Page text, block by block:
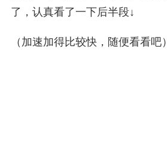
了，认真看了一下后半段↓
（加速加得比较快，随便看看吧）